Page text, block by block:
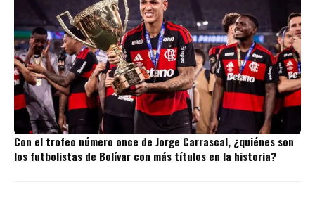
Con el trofeo número once de Jorge Carrascal, ¿quiénes son
los futbolistas de Bolívar con más títulos en la historia?